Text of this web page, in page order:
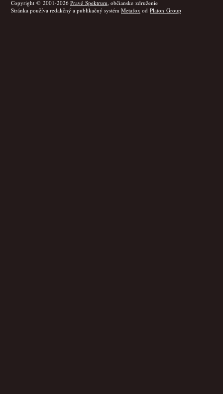
Copyright © 2001-2026 Pravé Spektrum, občianske združenie
Stránka používa redakčný a publikačný systém Metafox od Platon Group